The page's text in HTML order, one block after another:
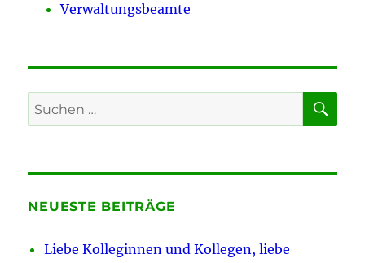
Verwaltungsbeamte
Suchen
nach:
NEUESTE BEITRÄGE
Liebe Kolleginnen und Kollegen, liebe